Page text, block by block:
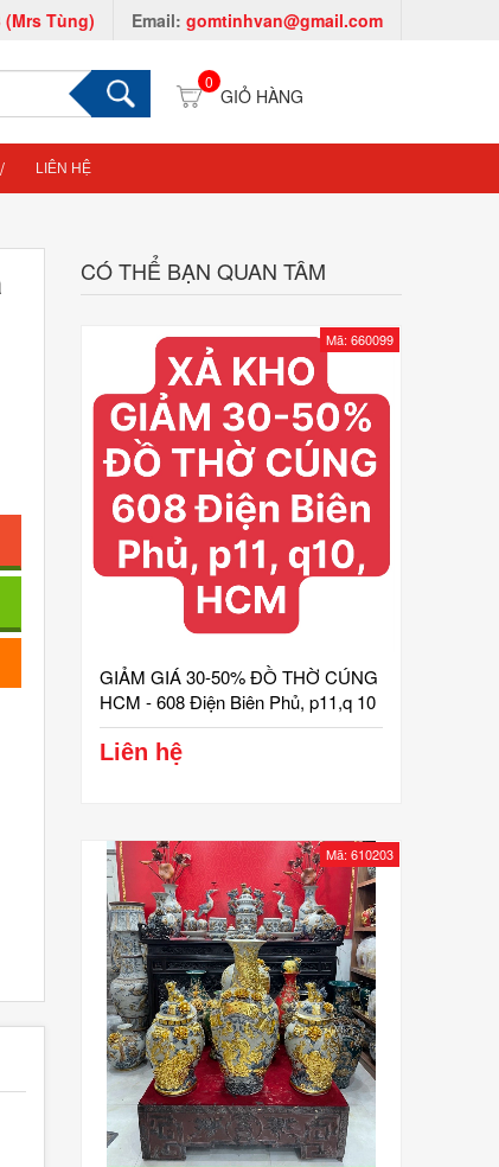
(Mrs Tùng) Email: gomtinhvan@gmail.com
0
LIÊN HỆ
CÓ THỂ BẠN QUAN TÂM
Mã: 660099
GIẢM GIÁ 30-50% ĐỒ THỜ CÚNG
HCM - 608 Điện Biên Phủ, p11,q 10
Liên hệ
Mã: 610203